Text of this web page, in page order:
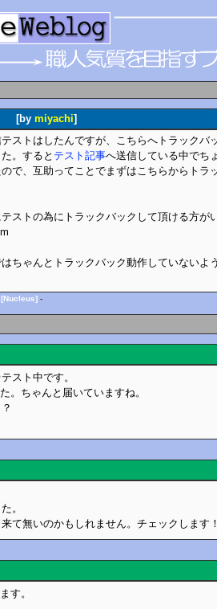
[by miyachi]
ストはしたんですが、こちらへトラックバ
。すると テスト記事へ送信している中でち
で、互助ってことでまずはこちらからトラ
ストの為にトラックバックして頂ける方が
ちゃんとトラックバック動作していない
[Nucleus] -
スト中です。
。ちゃんと届いていますね。
。
て無いのかもしれません。チェックします
す。